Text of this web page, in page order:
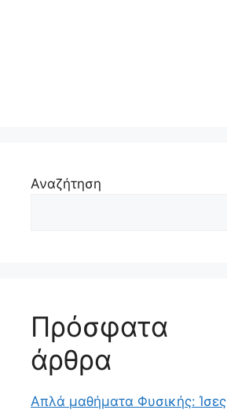
Αναζήτηση
Πρόσφατα
άρθρα
Απλά μαθήματα Φυσικής: Ίσες